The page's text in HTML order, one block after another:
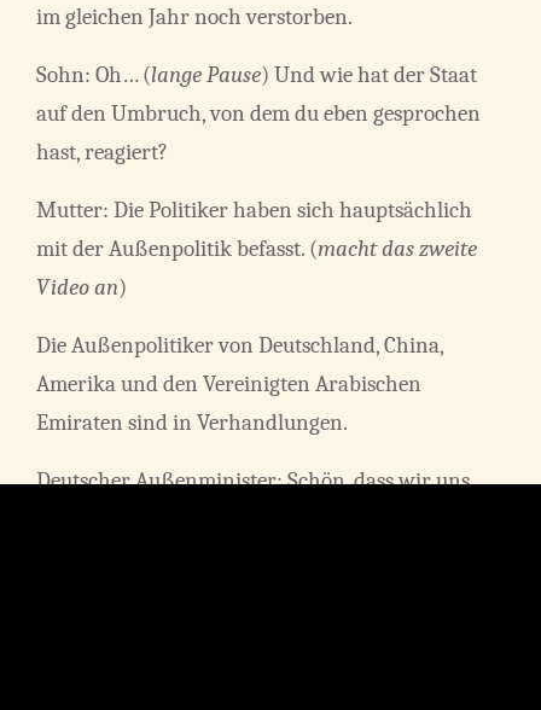
im gleichen Jahr noch verstorben.
Sohn: Oh… (lange Pause) Und wie hat der Staat
auf den Umbruch, von dem du eben gesprochen
hast, reagiert?
Mutter: Die Politiker haben sich hauptsächlich
mit der Außenpolitik befasst. (macht das zweite
Video an)
Die Außenpolitiker von Deutschland, China,
Amerika und den Vereinigten Arabischen
Emiraten sind in Verhandlungen.
Deutscher Außenminister: Schön, dass wir uns